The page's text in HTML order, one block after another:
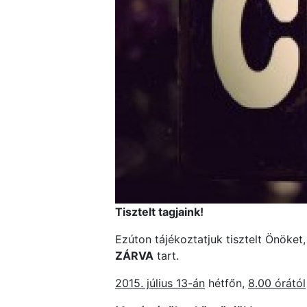
Tisztelt tagjaink!
Ezúton tájékoztatjuk tisztelt
ZÁRVA tart.
2015. július 13-án hétfőn, 8.00 órától